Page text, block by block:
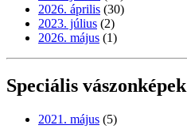
2026. április (30)
2023. július (2)
2026. május (1)
Speciális vászonképek
2021. május (5)